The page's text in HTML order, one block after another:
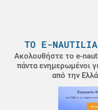
ΤΟ E-
Ακολουθήστε το e-
πάντα ενημερωμένοι
από την